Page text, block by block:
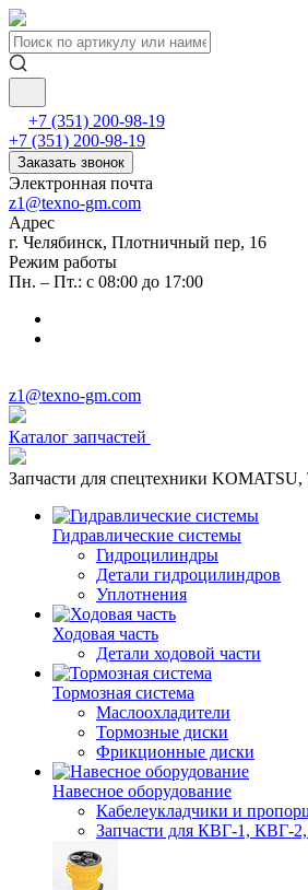
+7 (351) 200-98-19
+7 (351) 200-98-19
Заказать звонок
Электронная почта
z1@texno-gm.com
Адрес
г. Челябинск, Плотничный пер, 16
Режим работы
Пн. – Пт.: с 08:00 до 17:00
z1@texno-gm.com
Каталог запчастей
Запчасти для спецтехники
Гидравлические системы
Гидроцилиндры
Детали гидроцилиндров
Уплотнения
Ходовая часть
Детали ходовой части
Тормозная система
Маслоохладители
Тормозные диски
Фрикционные диски
Навесное оборудование
Кабелеукладчики и
Запчасти для КВГ-1, КВГ-